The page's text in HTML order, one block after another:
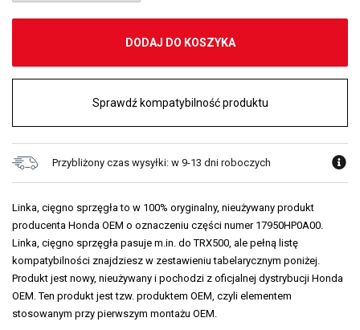
DODAJ DO KOSZYKA
Sprawdź kompatybilność produktu
Przybliżony czas wysyłki: w 9-13 dni roboczych
Linka, cięgno sprzęgła to w 100% oryginalny, nieużywany produkt
producenta Honda OEM o oznaczeniu części numer 17950HP0A00.
Linka, cięgno sprzęgła pasuje m.in. do TRX500, ale pełną listę
kompatybilności znajdziesz w zestawieniu tabelarycznym poniżej.
Produkt jest nowy, nieużywany i pochodzi z oficjalnej dystrybucji Honda
OEM. Ten produkt jest tzw. produktem OEM, czyli elementem
stosowanym przy pierwszym montażu OEM.